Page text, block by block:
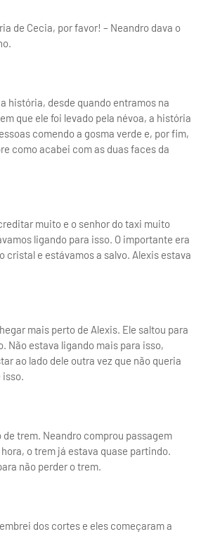
de Cecia, por favor! – Neandro dava o
história, desde quando entramos na
que ele foi levado pela névoa, a história
comendo a gosma verde e, por fim,
como acabei com as duas faces da
muito e o senhor do taxi muito
ligando para isso. O importante era
cristal e estávamos a salvo. Alexis estava
mais perto de Alexis. Ele saltou para
Não estava ligando mais para isso,
ao lado dele outra vez que não queria
isso.
de trem. Neandro comprou passagem
o trem já estava quase partindo.
não perder o trem.
dos cortes e eles começaram a